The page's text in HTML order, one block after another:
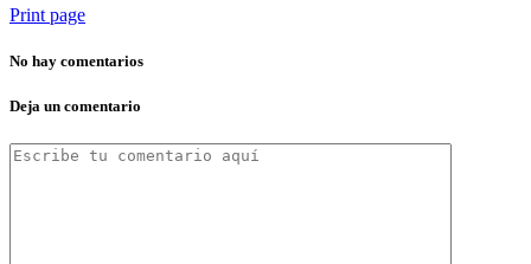
Print page
No hay comentarios
Deja un comentario